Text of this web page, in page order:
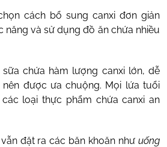
cách bổ sung canxi đơn giản
năng và sử dụng đồ ăn chứa nhiều
chứa hàm lượng canxi lớn, dễ
được ưa chuộng. Mọi lứa tuổi
loại thực phẩm chứa canxi an
đặt ra các băn khoăn như uống